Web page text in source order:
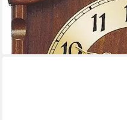
-11%
lieferbar - in 4-5 Werktagen bei dir